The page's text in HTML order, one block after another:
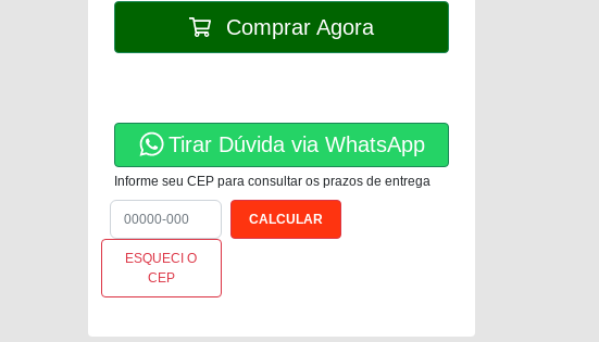
Comprar Agora
Tirar Dúvida via WhatsApp
Informe seu CEP para consultar os prazos de entrega
ESQUECI O
CEP